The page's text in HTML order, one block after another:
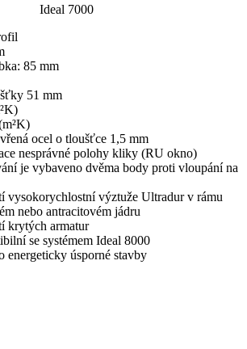
Ideal 7000
85 mm
51 mm
ocel o tloušťce 1,5 mm
nesprávné polohy kliky (RU okno)
je vybaveno dvěma body proti vloupání na
vysokorychlostní výztuže Ultradur v rámu
nebo antracitovém jádru
krytých armatur
se systémem Ideal 8000
energeticky úsporné stavby